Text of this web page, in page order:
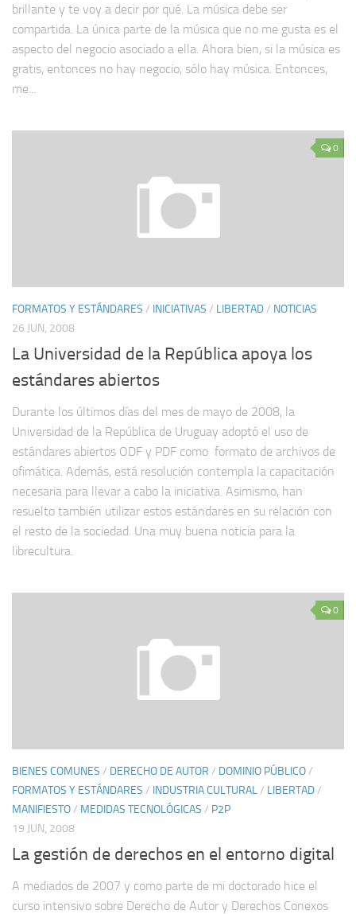
brillante y te voy a decir por qué. La música debe ser
compartida. La única parte de la música que no me gusta es el
aspecto del negocio asociado a ella. Ahora bien, si la música es
gratis, entonces no hay negocio, sólo hay música. Entonces,
me...
0
FORMATOS Y ESTÁNDARES / INICIATIVAS / LIBERTAD/ NOTICIAS
26 JUN, 2008
La Universidad de la República apoya los
estándares abiertos
Durante los últimos días del mes de mayo de 2008, la
Universidad de la República de Uruguay adoptó el uso de
estándares abiertos ODF y PDF como formato de archivos de
ofimática. Además, está resolución contempla la capacitación
necesaria para llevar a cabo la iniciativa. Asimismo, han
resuelto también utilizar estos estándares en su relación con
el resto de la sociedad. Una muy buena noticia para la
librecultura.
0
BIENES COMUNES / DERECHO DE AUTOR / DOMINIO PÚBLICO/
FORMATOS Y ESTÁNDARES / INDUSTRIA CULTURAL/ LIBERTAD/
MANIFIESTO/ MEDIDAS TECNOLÓGICAS / P2P
19 JUN, 2008
La gestión de derechos en el entorno digital
A mediados de 2007 y como parte de mi doctorado hice el
curso intensivo sobre Derecho de Autor y Derechos Conexos